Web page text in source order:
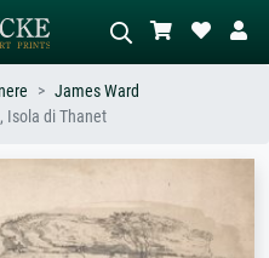
Descrivi la scena – es. prato verde,
olio scuro, nudo in piedi vicino a un
albero.
James Ward
Isola di Thanet